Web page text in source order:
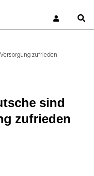
zufrieden
sind
zufrieden